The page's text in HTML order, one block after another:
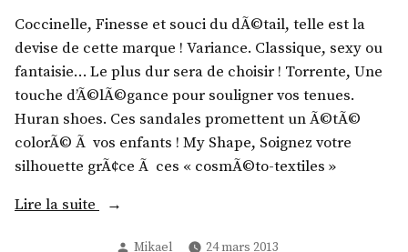
n
d
e
S
u
c
r
Coccinelle, Finesse et souci du dÃ©tail, telle est la
devise de cette marque ! Variance. Classique, sexy ou
fantaisie… Le plus dur sera de choisir ! Torrente, Une
touche d’Ã©lÃ©gance pour souligner vos tenues.
Huran shoes. Ces sandales promettent un Ã©tÃ©
colorÃ© Ã vos enfants ! My Shape, Soignez votre
silhouette grÃ¢ce Ã ces « cosmÃ©to-textiles »
Lire la suite
Publié
Mikael
24 mars 2013